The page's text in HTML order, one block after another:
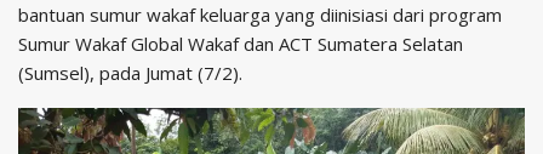
bantuan sumur wakaf keluarga yang diinisiasi dari program
Sumur Wakaf Global Wakaf dan ACT Sumatera Selatan
(Sumsel), pada Jumat (7/2).